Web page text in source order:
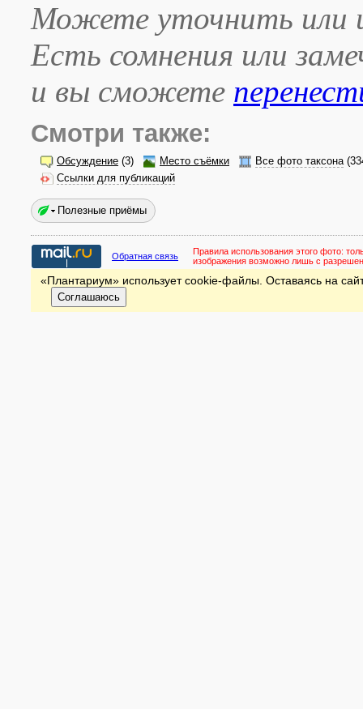
Можете уточнить или
Есть сомнения или
и вы сможете
Смотри также:
Обсуждение (3) Место съёмки Все фото таксона
Ссылки для публикаций
Полезные приёмы
Обратная связь Правила использования этого фото:
изображения возможно лишь с
«Плантариум» использует cookie-файлы. Оставаясь на
Соглашаюсь